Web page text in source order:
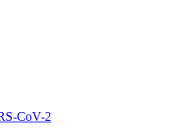
CoV-2